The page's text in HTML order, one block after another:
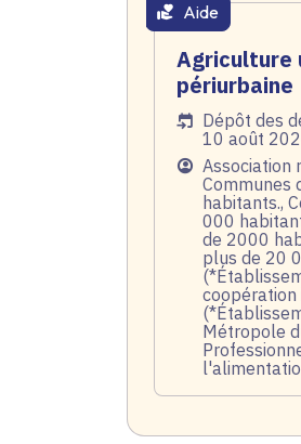
thématique active
Aide
Agriculture
périurbaine
Date de l'arrêté
Dépôt des
10 août
PublicAssociation
Communes
habitants.,
000
de 2000
plus de 20
coopération
Métropole